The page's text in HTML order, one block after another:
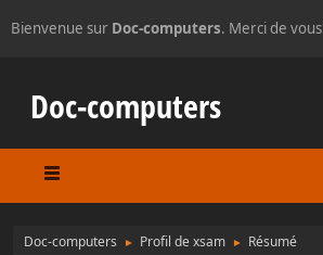
Bienvenue sur Doc-computers. Merci de vous
Doc-computers
Doc-computers ► Profil de xsam ► Résumé